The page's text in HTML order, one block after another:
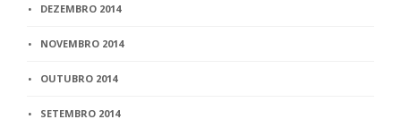
DEZEMBRO 2014
NOVEMBRO 2014
OUTUBRO 2014
SETEMBRO 2014